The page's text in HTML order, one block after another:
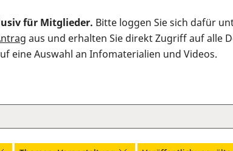
für Mitglieder. Bitte loggen Sie sich dafür
aus und erhalten Sie direkt Zugriff auf alle
eine Auswahl an Infomaterialien und Videos.